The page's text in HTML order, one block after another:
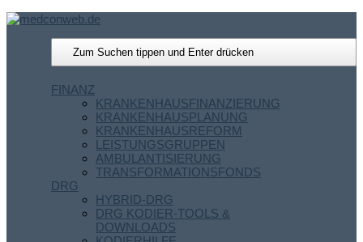
FINANZ
KRANKENHAUSFINANZIERUNG
KRANKENHAUSPLANUNG
KRANKENHAUSREFORM
LEISTUNGSGRUPPEN
AMBULANTISIERUNG
TRANSFORMATIONSFONDS
DRG
HYBRID-DRG
DRG KODIER-TOOLS &
DOWNLOADS